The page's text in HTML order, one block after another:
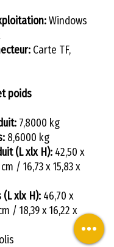
Windows
Carte TF,
poids
7,8000 kg
8,6000 kg
(L xlx H): 42,50 x
/ 16,73 x 15,83 x
(L xlx H): 46,70 x
/ 18,39 x 16,22 x